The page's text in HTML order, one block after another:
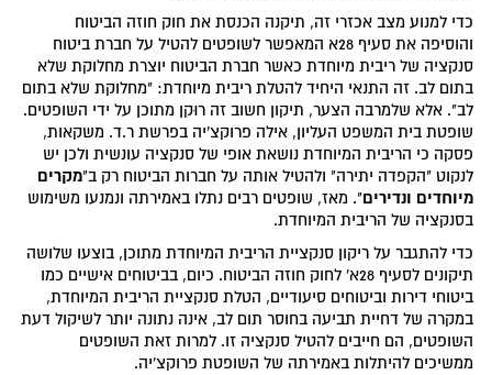
כדי למנוע מצב אכזרי זה, תיקנה הכנסת את חוק חוזה הביטוח
והוסיפה את סעיף 28א המאפשר לשופטים להטיל על חברת ביטוח
סנקציה של ריבית מיוחדת כאשר חברת הביטוח יוצרת מחלוקת שלא
בתום לב. זה התנאי היחיד להטלת ריבית מיוחדת: "מחלוקת שלא בתום
לב". אלא שלמרבה הצער, תיקון חשוב זה רוּקן מתוכן על ידי השופטים.
שופטת בית המשפט העליון, אילה פרוקצ'יה בפרשת ר.ד. משקאות,
פסקה כי הריבית המיוחדת נושאת אופי של סנקציה עונשית ולכן יש
לנקוט "הקפדה יתירה" ולהטיל אותה על חברות הביטוח רק ב"מקרים
מיוחדים ונדירים". מאז, שופטים רבים נתלו באמירתה ונמנעו משימוש
בסנקציה של הריבית המיוחדת.
כדי להתגבר על ריקון סנקציית הריבית המיוחדת מתוכן, בוצעו שלושה
תיקונים לסעיף 28א' לחוק חוזה הביטוח. כיום, בביטוחים אישיים כמו
ביטוחי דירות וביטוחים סיעודיים, הטלת סנקציית הריבית המיוחדת,
במקרה של דחיית תביעה בחוסר תום לב, אינה נתונה יותר לשיקול דעת
השופטים, הם חייבים להטיל סנקציה זו. למרות זאת השופטים
ממשיכים להיתלות באמירתה של השופטת פרוקצ'יה.